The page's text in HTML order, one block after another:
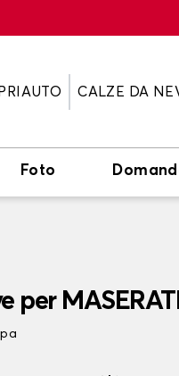
CALZE DA
Foto
per